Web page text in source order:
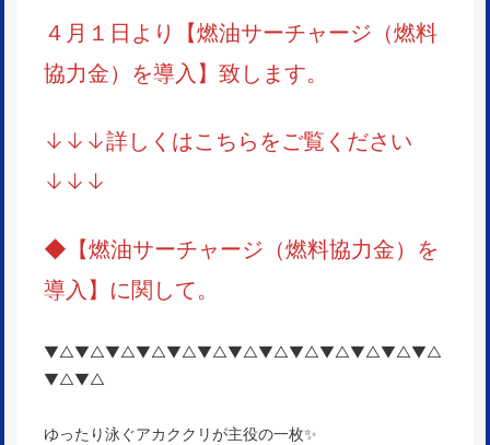
４月１日より【燃油サーチャージ（燃料
協力金）を導入】致します。
↓↓↓詳しくはこちらをご覧ください
↓↓↓
◆ 【燃油サーチャージ（燃料協力金）を
導入】 に関して。
▼△▼△▼△▼△▼△▼△▼△▼△▼△▼△▼△▼△▼△
▼△▼△
ゆったり泳ぐアカククリが主役の一枚✨